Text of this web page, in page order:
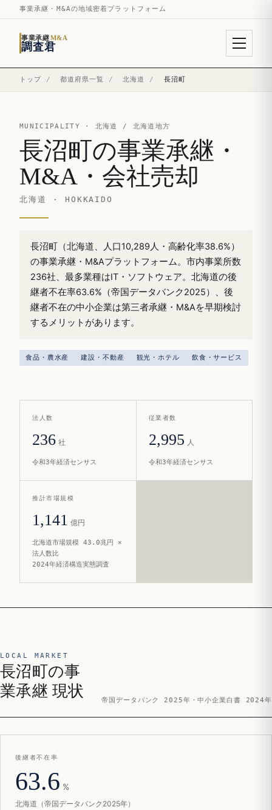
事業承継・M&Aの地域密着プラットフォーム
事業承継M&A
調査君
トップ / 都道府県一覧 / 北海道 / 長沼町
MUNICIPALITY · 北海道 / 北海道地方
長沼町の事業承継・
M&A・会社売却
北海道 · HOKKAIDO
長沼町（北海道、人口10,289人・高齢化率38.6%）
の事業承継・M&Aプラットフォーム。市内事業所数
236社、最多業種はIT・ソフトウェア。北海道の後
継者不在率63.6%（帝国データバンク2025）、後
継者不在の中小企業は第三者承継・M&Aを早期検討
するメリットがあります。
食品・農水産 建設・不動産 観光・ホテル 飲食・サービス
法人数
236 社
令和3年経済センサス
従業者数
2,995 人
令和3年経済センサス
推計市場規模
1,141 億円
北海道市場規模 43.0兆円 ×
法人数比
2024年経済構造実態調査
LOCAL MARKET
長沼町の事
業承継 現状
帝国データバンク 2025年・中小企業白書 2024年
後継者不在率
63.6 %
北海道（帝国データバンク2025年）